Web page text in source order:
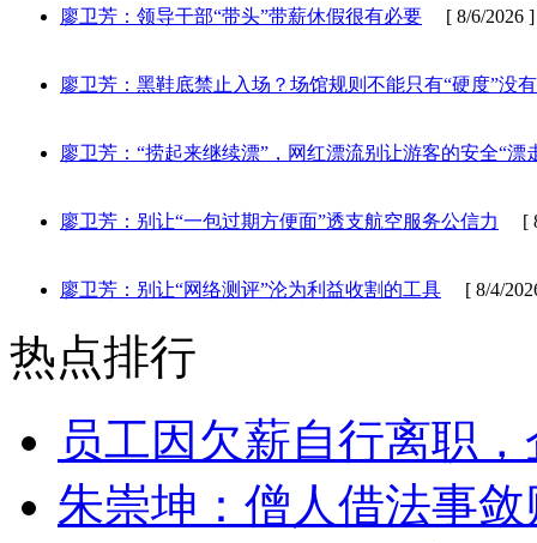
廖卫芳：领导干部“带头”带薪休假很有必要 [ 8/6/2026 ]
廖卫芳：黑鞋底禁止入场？场馆规则不能只有“硬度”没
廖卫芳：“捞起来继续漂”，网红漂流别让游客的安全“漂
廖卫芳：别让“一包过期方便面”透支航空服务公信力 [
廖卫芳：别让“网络测评”沦为利益收割的工具 [ 8/4/
热点排行
员工因欠薪自行离职
朱崇坤：僧人借法事